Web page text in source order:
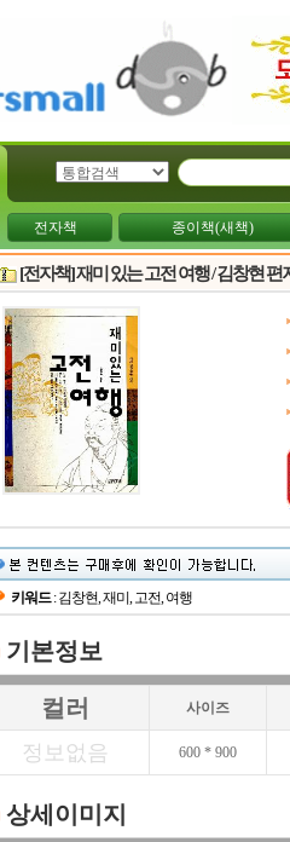
전자책 종이책(새책)
[전자책] 재미 있는 고전 여행 / 김창현 편
키워드: 김창현, 재미, 고전, 여행
기본정보
컬러 사이즈
정보없음 600 * 900
상세이미지